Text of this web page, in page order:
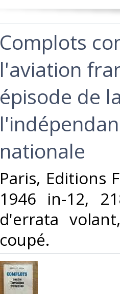
‎Complots
l'aviation
épisode de
nationale‎
‎Paris, Editions
1946 in-12,
d'errata
coupé. ‎